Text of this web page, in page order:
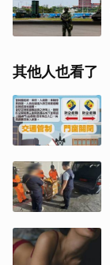
其他人也看了